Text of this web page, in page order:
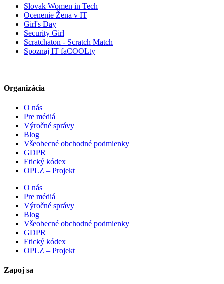
Slovak Women in Tech
Ocenenie Žena v IT
Girl's Day
Security Girl
Scratchaton - Scratch Match
Spoznaj IT faCOOLty
Organizácia
O nás
Pre médiá
Výročné správy
Blog
Všeobecné obchodné podmienky
GDPR
Etický kódex
OPLZ – Projekt
O nás
Pre médiá
Výročné správy
Blog
Všeobecné obchodné podmienky
GDPR
Etický kódex
OPLZ – Projekt
Zapoj sa